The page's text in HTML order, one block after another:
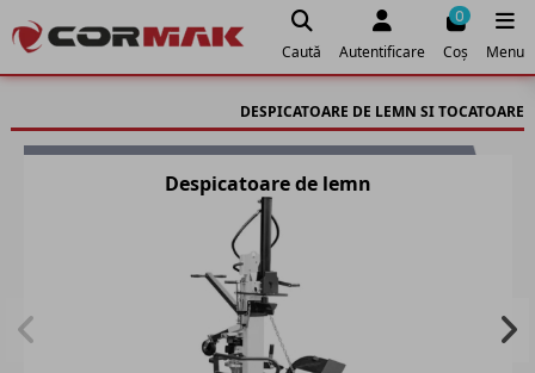
Caută Autentificare
0
Coș Menu
DESPICATOARE DE LEMN SI TOCATOARE
Despicatoare de lemn